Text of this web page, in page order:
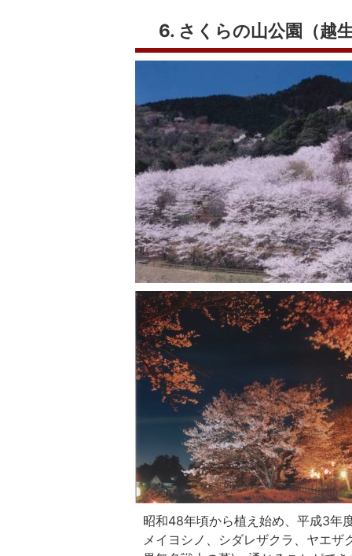
6. さくらの山公園（越
昭和48年頃から植え始め、平成3年
メイヨシノ、シダレザクラ、ヤエ